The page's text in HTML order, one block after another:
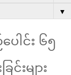
▼
ါင်း ၆၅
းများ